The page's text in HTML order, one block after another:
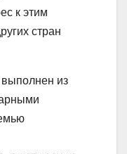
к этим
стран
выполнен из